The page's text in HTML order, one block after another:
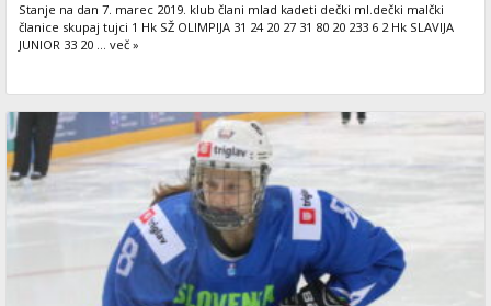
Stanje na dan 7. marec 2019. klub člani mlad kadeti dečki ml.dečki malčki
članice skupaj tujci 1 Hk SŽ OLIMPIJA 31 24 20 27 31 80 20 233 6 2 Hk SLAVIJA
JUNIOR 33 20 ... več »